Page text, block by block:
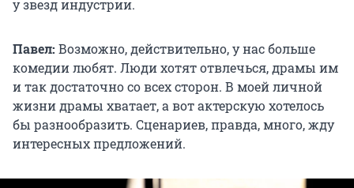
у звезд индустрии.
Павел: Возможно, действительно, у нас больше
комедии любят. Люди хотят отвлечься, драмы им
и так достаточно со всех сторон. В моей личной
жизни драмы хватает, а вот актерскую хотелось
бы разнообразить. Сценариев, правда, много, жду
интересных предложений.